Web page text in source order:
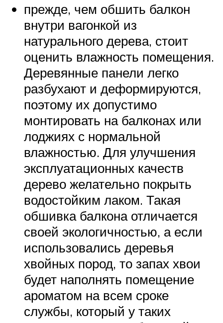
прежде, чем обшить балкон
внутри вагонкой из
натурального дерева, стоит
оценить влажность помещения.
Деревянные панели легко
разбухают и деформируются,
поэтому их допустимо
монтировать на балконах или
лоджиях с нормальной
влажностью. Для улучшения
эксплуатационных качеств
дерево желательно покрыть
водостойким лаком. Такая
обшивка балкона отличается
своей экологичностью, а если
использовались деревья
хвойных пород, то запах хвои
будет наполнять помещение
ароматом на всем сроке
службы, который у таких